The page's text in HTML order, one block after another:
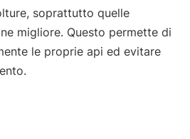
soprattutto quelle
migliore. Questo permette di
le proprie api ed evitare